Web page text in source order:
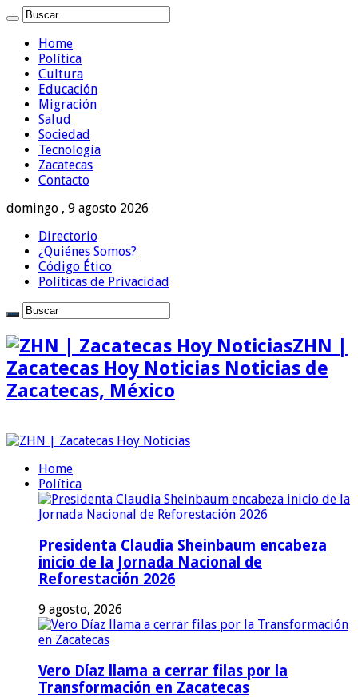
Home
Política
Cultura
Educación
Migración
Salud
Sociedad
Tecnología
Zacatecas
Contacto
domingo , 9 agosto 2026
Directorio
¿Quiénes Somos?
Código Ético
Políticas de Privacidad
ZHN |
Zacatecas Hoy Noticias Noticias de
Zacatecas, México
Home
Política
Presidenta Claudia Sheinbaum encabeza
inicio de la Jornada Nacional de
Reforestación 2026
9 agosto, 2026
Vero Díaz llama a cerrar filas por la
Transformación en Zacatecas